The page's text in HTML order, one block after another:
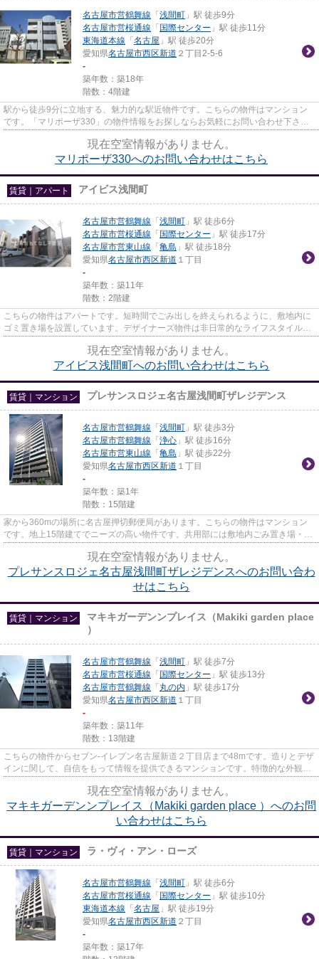
名古屋市営鶴舞線 「 浅間町 」駅 徒歩9分
名古屋市営桜通線 「 国際センター 」駅 徒歩11分
東海道本線 「 名古屋 」駅 徒歩20分
愛知県名古屋市西区新道 ２丁目2-5-6
-
築年数：築18年
階数：4階建
駅から徒歩9分に立地する、魅力的な駅近物件です。こちらの物件はマンション
です。「マリポーザ330」の物件情報をお探しならお気軽にお問い合わせ下さ
現在空室情報がありません。
マリポーザ330へのお問い合わせはこちら
賃貸｜アパート アイビス浅間町
名古屋市営鶴舞線 「 浅間町 」駅 徒歩6分
名古屋市営桜通線 「 国際センター 」駅 徒歩17分
名古屋市営東山線 「 亀島 」駅 徒歩18分
愛知県名古屋市西区新道 １丁目
-
築年数：築11年
階数：2階建
こちらの物件はアパートです。短時間でごみ出しを終えられるように、敷地内に
ゴミ置き場を設置しています。デザイナーズ物件は非日常的なライフスタイルを
現在空室情報がありません。
アイビス浅間町へのお問い合わせはこちら
賃貸｜マンション プレサンスロジェ名古屋浅間町ザレジデンス
名古屋市営鶴舞線 「 浅間町 」駅 徒歩3分
名古屋市営鶴舞線 「 浄心 」駅 徒歩16分
名古屋市営東山線 「 亀島 」駅 徒歩22分
愛知県名古屋市西区新道 １丁目
-
築年数：築1年
階数：15階建
家から360mの場所に名古屋押切郵便局があります。こちらの物件はマンション
です。地上15階建てでニーズの高い物件です。共用部には敷地内ごみ置き場・エ
現在空室情報がありません。
プレサンスロジェ名古屋浅間町ザレジデンスへのお問い合わ
せはこちら
賃貸｜マンション
マキキガーデンンプレイス（Makiki garden place
）
名古屋市営鶴舞線 「 浅間町 」駅 徒歩7分
名古屋市営桜通線 「 国際センター 」駅 徒歩13分
名古屋市営鶴舞線 「 丸の内 」駅 徒歩17分
愛知県名古屋市西区新道 １丁目
-
築年数：築11年
階数：13階建
こちらの物件からセブン-イレブン名古屋新道２丁目店まで48mです。造りとデザ
インに関して、自信をもって情報を提供できるマンションです。特徴的な外観と
現在空室情報がありません。
マキキガーデンンプレイス（Makiki garden place ）へのお問
い合わせはこちら
賃貸｜マンション ラ・ヴィ・アン・ローズ
名古屋市営鶴舞線 「 浅間町 」駅 徒歩6分
名古屋市営桜通線 「 国際センター 」駅 徒歩10分
東海道本線 「 名古屋 」駅 徒歩19分
愛知県名古屋市西区新道 ２丁目
-
築年数：築17年